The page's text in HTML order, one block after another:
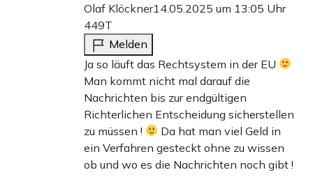
Olaf Klöckner14.05.2025 um 13:05 Uhr
449T
Melden
Ja so läuft das Rechtsystem in der EU
Man kommt nicht mal darauf die
Nachrichten bis zur endgültigen
Richterlichen Entscheidung sicherstellen
zu müssen !
Da hat man viel Geld in
ein Verfahren gesteckt ohne zu wissen
ob und wo es die Nachrichten noch gibt !